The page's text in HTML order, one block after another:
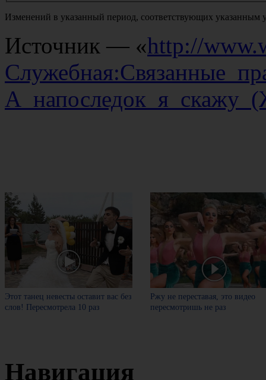
Изменений в указанный период, соответствующих указанным
Источник — «http://
Этот танец невесты оставит вас без
слов! Пересмотрела 10 раз
Ржу не переставая, это видео
пересмотришь не раз
Навигация